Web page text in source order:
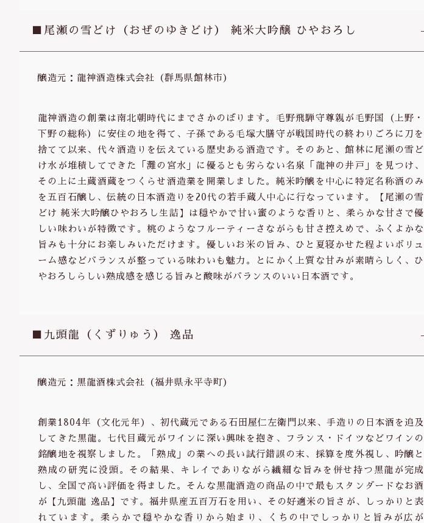
■尾瀬の雪どけ（おぜのゆきどけ） 純米大吟醸 ひやおろし
醸造元：龍神酒造株式会社（群馬県館林市）
龍神酒造の創業は南北朝時代にまでさかのぼります。毛野飛騨守尊親が毛野国（上野・
下野の総称）に安住の地を得て、子孫である毛塚大膳守が戦国時代の終わりごろに刀を
捨てて以来、代々酒造りを伝えている歴史ある酒造です。そのあと、館林に尾瀬の雪ど
け水が堆積してできた「灘の宮水」に優るとも劣らない名泉「龍神の井戸」を見つけ、
その上に土蔵酒蔵をつくらせ酒造業を開業しました。純米吟醸を中心に特定名称酒のみ
を五百石醸し、伝統の日本酒造りを20代の若手蔵人中心に行なっています。【尾瀬の雪
どけ 純米大吟醸ひやおろし生詰】は穏やかで甘い蜜のような香りと、柔らかな甘さで優
しい味わいが特徴です。桃のようなフルーティーさながらも甘さ控えめで、ふくよかな
旨みも十分にお楽しみいただけます。優しいお米の旨み、ひと夏寝かせた程よいボリュ
ーム感などバランスが整っている味わいも魅力。とにかく上質な甘みが素晴らしく、ひ
やおろしらしい熟成感を感じる旨みと酸味がバランスのいい日本酒です。
■九頭龍（くずりゅう） 逸品
醸造元：黒龍酒株式会社（福井県永平寺町）
創業1804年（文化元年）、初代蔵元である石田屋仁左衛門以来、手造りの日本酒を追及
してきた黒龍。七代目蔵元がワインに深い興味を抱き、フランス・ドイツなどワインの
銘醸地を視察しました。「熟成」の業への長い試行錯誤の末、採算を度外視し、吟醸と
熟成の研究に没頭。その結果、キレイでありながら繊細な旨みを併せ持つ黒龍が完成
し、全国で高い評価を得ました。そんな黒龍酒造の商品の中で最もスタンダードなお酒
が【九頭龍 逸品】です。福井県産五百万石を用い、その好適米の旨さが、しっかりと表
れています。柔らかで穏やかな香りから始まり、くちの中でしっかりと旨みが広が